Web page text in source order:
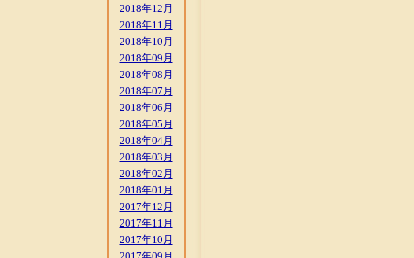
2018年12月
2018年11月
2018年10月
2018年09月
2018年08月
2018年07月
2018年06月
2018年05月
2018年04月
2018年03月
2018年02月
2018年01月
2017年12月
2017年11月
2017年10月